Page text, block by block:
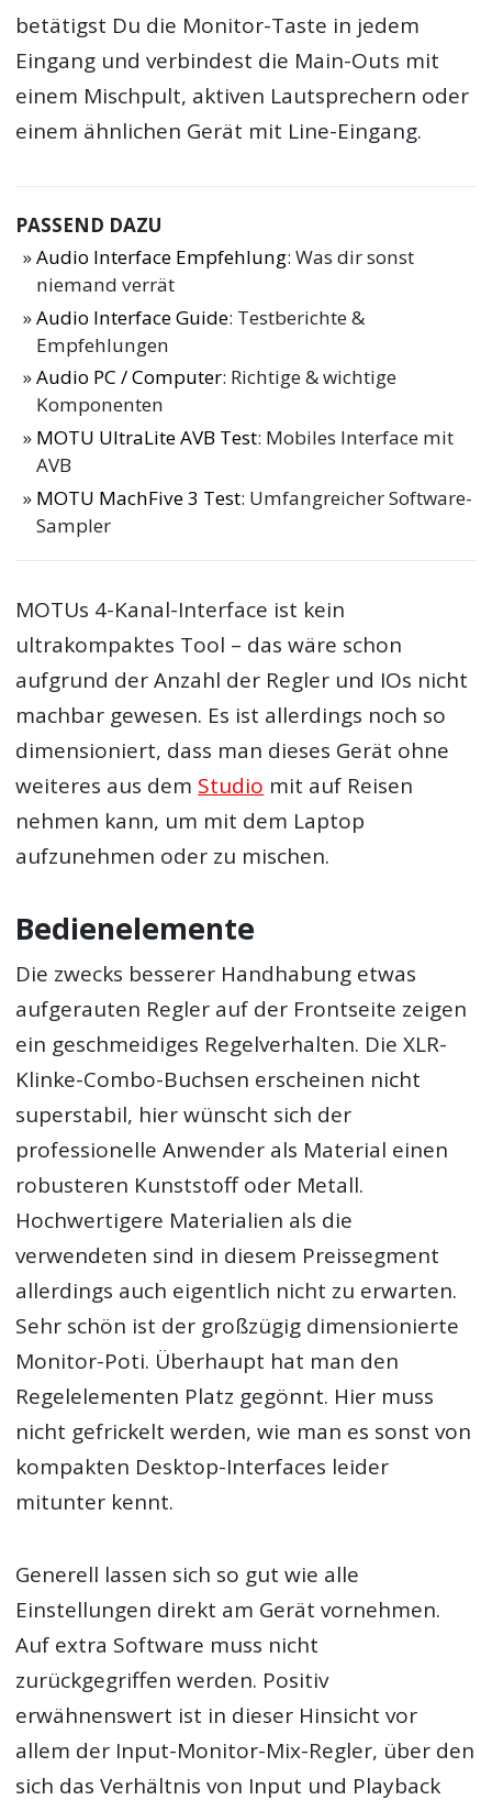
betätigst Du die Monitor-Taste in jedem
Eingang und verbindest die Main-Outs mit
einem Mischpult, aktiven Lautsprechern oder
einem ähnlichen Gerät mit Line-Eingang.
PASSEND DAZU
Audio Interface Empfehlung: Was dir sonst
niemand verrät
Audio Interface Guide: Testberichte &
Empfehlungen
Audio PC / Computer: Richtige & wichtige
Komponenten
MOTU UltraLite AVB Test: Mobiles Interface mit
AVB
MOTU MachFive 3 Test: Umfangreicher Software-
Sampler
MOTUs 4-Kanal-Interface ist kein
ultrakompaktes Tool – das wäre schon
aufgrund der Anzahl der Regler und IOs nicht
machbar gewesen. Es ist allerdings noch so
dimensioniert, dass man dieses Gerät ohne
weiteres aus dem Studio mit auf Reisen
nehmen kann, um mit dem Laptop
aufzunehmen oder zu mischen.
Bedienelemente
Die zwecks besserer Handhabung etwas
aufgerauten Regler auf der Frontseite zeigen
ein geschmeidiges Regelverhalten. Die XLR-
Klinke-Combo-Buchsen erscheinen nicht
superstabil, hier wünscht sich der
professionelle Anwender als Material einen
robusteren Kunststoff oder Metall.
Hochwertigere Materialien als die
verwendeten sind in diesem Preissegment
allerdings auch eigentlich nicht zu erwarten.
Sehr schön ist der großzügig dimensionierte
Monitor-Poti. Überhaupt hat man den
Regelelementen Platz gegönnt. Hier muss
nicht gefrickelt werden, wie man es sonst von
kompakten Desktop-Interfaces leider
mitunter kennt.
Generell lassen sich so gut wie alle
Einstellungen direkt am Gerät vornehmen.
Auf extra Software muss nicht
zurückgegriffen werden. Positiv
erwähnenswert ist in dieser Hinsicht vor
allem der Input-Monitor-Mix-Regler, über den
sich das Verhältnis von Input und Playback